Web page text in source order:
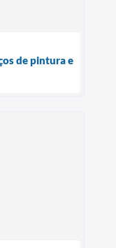
de pintura e